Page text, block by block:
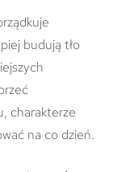
budują tło
charakterze
na co dzień.